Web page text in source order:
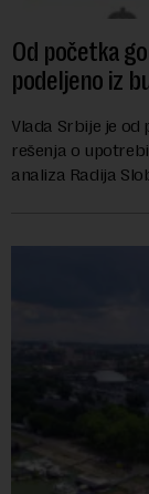
Od početka
podeljeno iz
Vlada Srbije je od
rešenja o
analiza Radija